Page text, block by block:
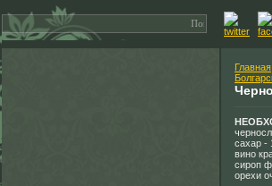
Главная
сахар -
вино
сироп
орехи